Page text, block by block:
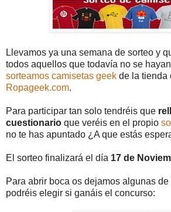
Llevamos ya una semana de sorteo y
todos aquellos que todavía no se
sorteamos camisetas geek de la tienda
Ropageek.com.
Para participar tan solo tendréis que
cuestionario que veréis en el propio
no te has apuntado ¿A que estás
El sorteo finalizará el día 17 de
Para abrir boca os dejamos algunas
podréis elegir si ganáis el concurso: